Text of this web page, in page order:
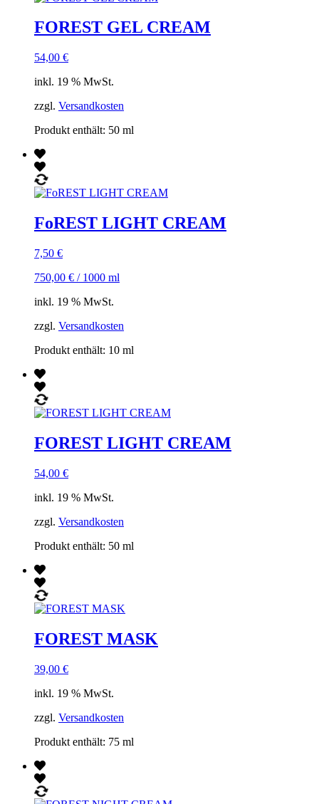
FOREST GEL CREAM
54,00 €
inkl. 19 % MwSt.
zzgl. Versandkosten
Produkt enthält: 50 ml
FoREST LIGHT CREAM
7,50 €
750,00 € / 1000 ml
inkl. 19 % MwSt.
zzgl. Versandkosten
Produkt enthält: 10 ml
FOREST LIGHT CREAM
54,00 €
inkl. 19 % MwSt.
zzgl. Versandkosten
Produkt enthält: 50 ml
FOREST MASK
39,00 €
inkl. 19 % MwSt.
zzgl. Versandkosten
Produkt enthält: 75 ml